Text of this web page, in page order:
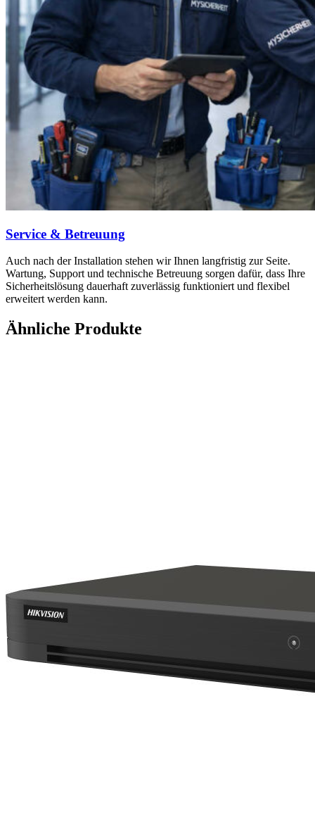
Service & Betreuung
Auch nach der Installation stehen wir Ihnen langfristig zur Seite.
Wartung, Support und technische Betreuung sorgen dafür, dass Ihre
Sicherheitslösung dauerhaft zuverlässig funktioniert und flexibel
erweitert werden kann.
Ähnliche Produkte